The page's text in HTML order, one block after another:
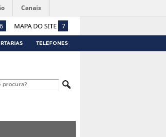
6 MAPA DO SITE 7
Canais
TELEFONES